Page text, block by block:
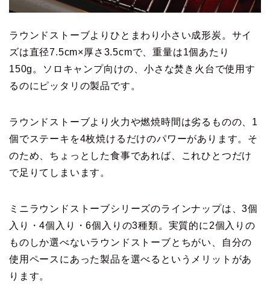
ラウンドストーブよりひとまわり小さい成形炭。サイ
ズは直径7.5cm×厚さ3.5cmで、重量は1個あたり
150g。ソロキャンプ向けの、小さな焚き火台で使用す
るのにピッタリの製品です。
ラウンドストーブより火力や燃焼時間は劣るものの、1
個でステーキを4枚焼けるだけのパワーがあります。そ
のため、ちょっとした食事であれば、これひとつだけ
で足りてしまいます。
ミニラウンドストーブシリーズのラインナップは、3個
入り・4個入り・6個入りの3種類。実質的に2個入りの
ものしか選べないラウンドストーブとちがい、自分の
使用ペースにあった製品を選べるというメリットがあ
ります。